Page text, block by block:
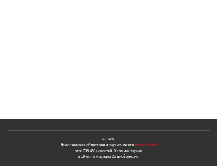
© 2026.
Николаевская областная интернет-газета«Новости N»
это: 705,458 новостей, 0 комментариев
и 19 лет 5 месяцев 25 дней онлайн.